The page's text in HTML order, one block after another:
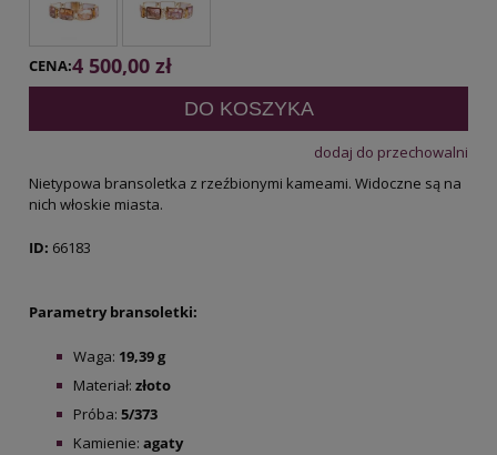
CENA:4 500,00 zł
DO KOSZYKA
dodaj do przechowalni
Nietypowa bransoletka z rzeźbionymi kameami. Widoczne są na
nich włoskie miasta.
ID: 66183
Parametry bransoletki:
Waga: 19,39 g
Materiał: złoto
Próba: 5/373
Kamienie: agaty